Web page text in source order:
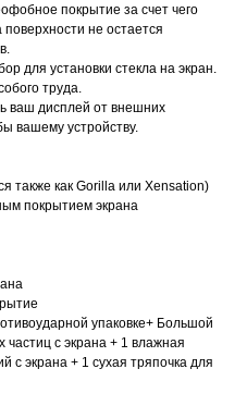
покрытие за счет чего
не остается
для установки стекла на экран.
труда.
ваш дисплей от внешних
вашему устройству.
также как Gorilla или Xensation)
покрытием экрана
упаковке+ Большой
с экрана + 1 влажная
с экрана + 1 сухая тряпочка для